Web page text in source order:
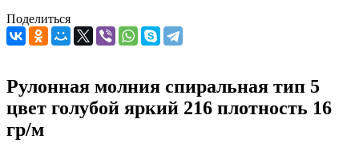
Поделиться
Рулонная молния спиральная тип 5
цвет голубой яркий 216 плотность 16
гр/м